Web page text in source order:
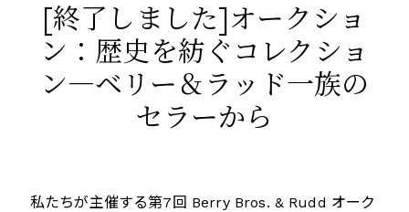
[終了しました]オークショ
ン：歴史を紡ぐコレクショ
ン―ベリー＆ラッド一族の
セラーから
私たちが主催する第7回 Berry Bros. & Rudd オーク